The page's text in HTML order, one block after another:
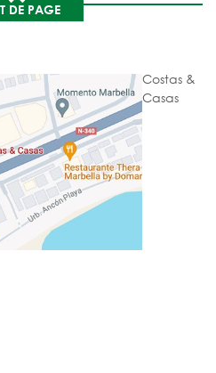
DE PAGE
Costas &
Casas